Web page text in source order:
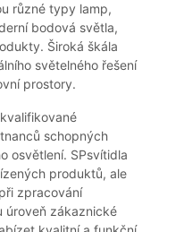
různé typy lamp,
bodová světla,
Široká škála
světelného řešení
prostory.
schopných
osvětlení. SPsvítidla
produktů, ale
zpracování
úroveň zákaznické